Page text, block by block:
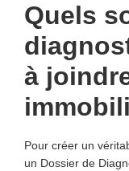
Quels
à
Pour créer un
un Dossier de